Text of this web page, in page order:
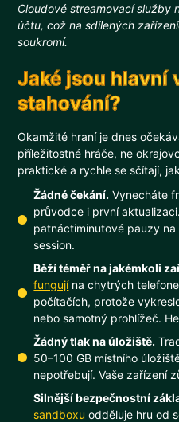
Cloudové streamovací služby
účtu, což na sdílených
soukromí.
Jaké jsou hlavní
stahování?
Okamžité hraní je dnes
příležitostné hráče, ne
praktické a rychle se sčítají,
Žádné čekání. Vynecháte
průvodce i první
patnáctiminutové pauzy
session.
Běží téměř na jakémkoli
fungujína chytrých
počítačích, protože
nebo samotný prohlížeč.
Žádný tlak na úložiště.
50–100 GB místního
nepotřebují. Vaše zařízení
Silnější bezpečnostní
sandboxu odděluje hru od